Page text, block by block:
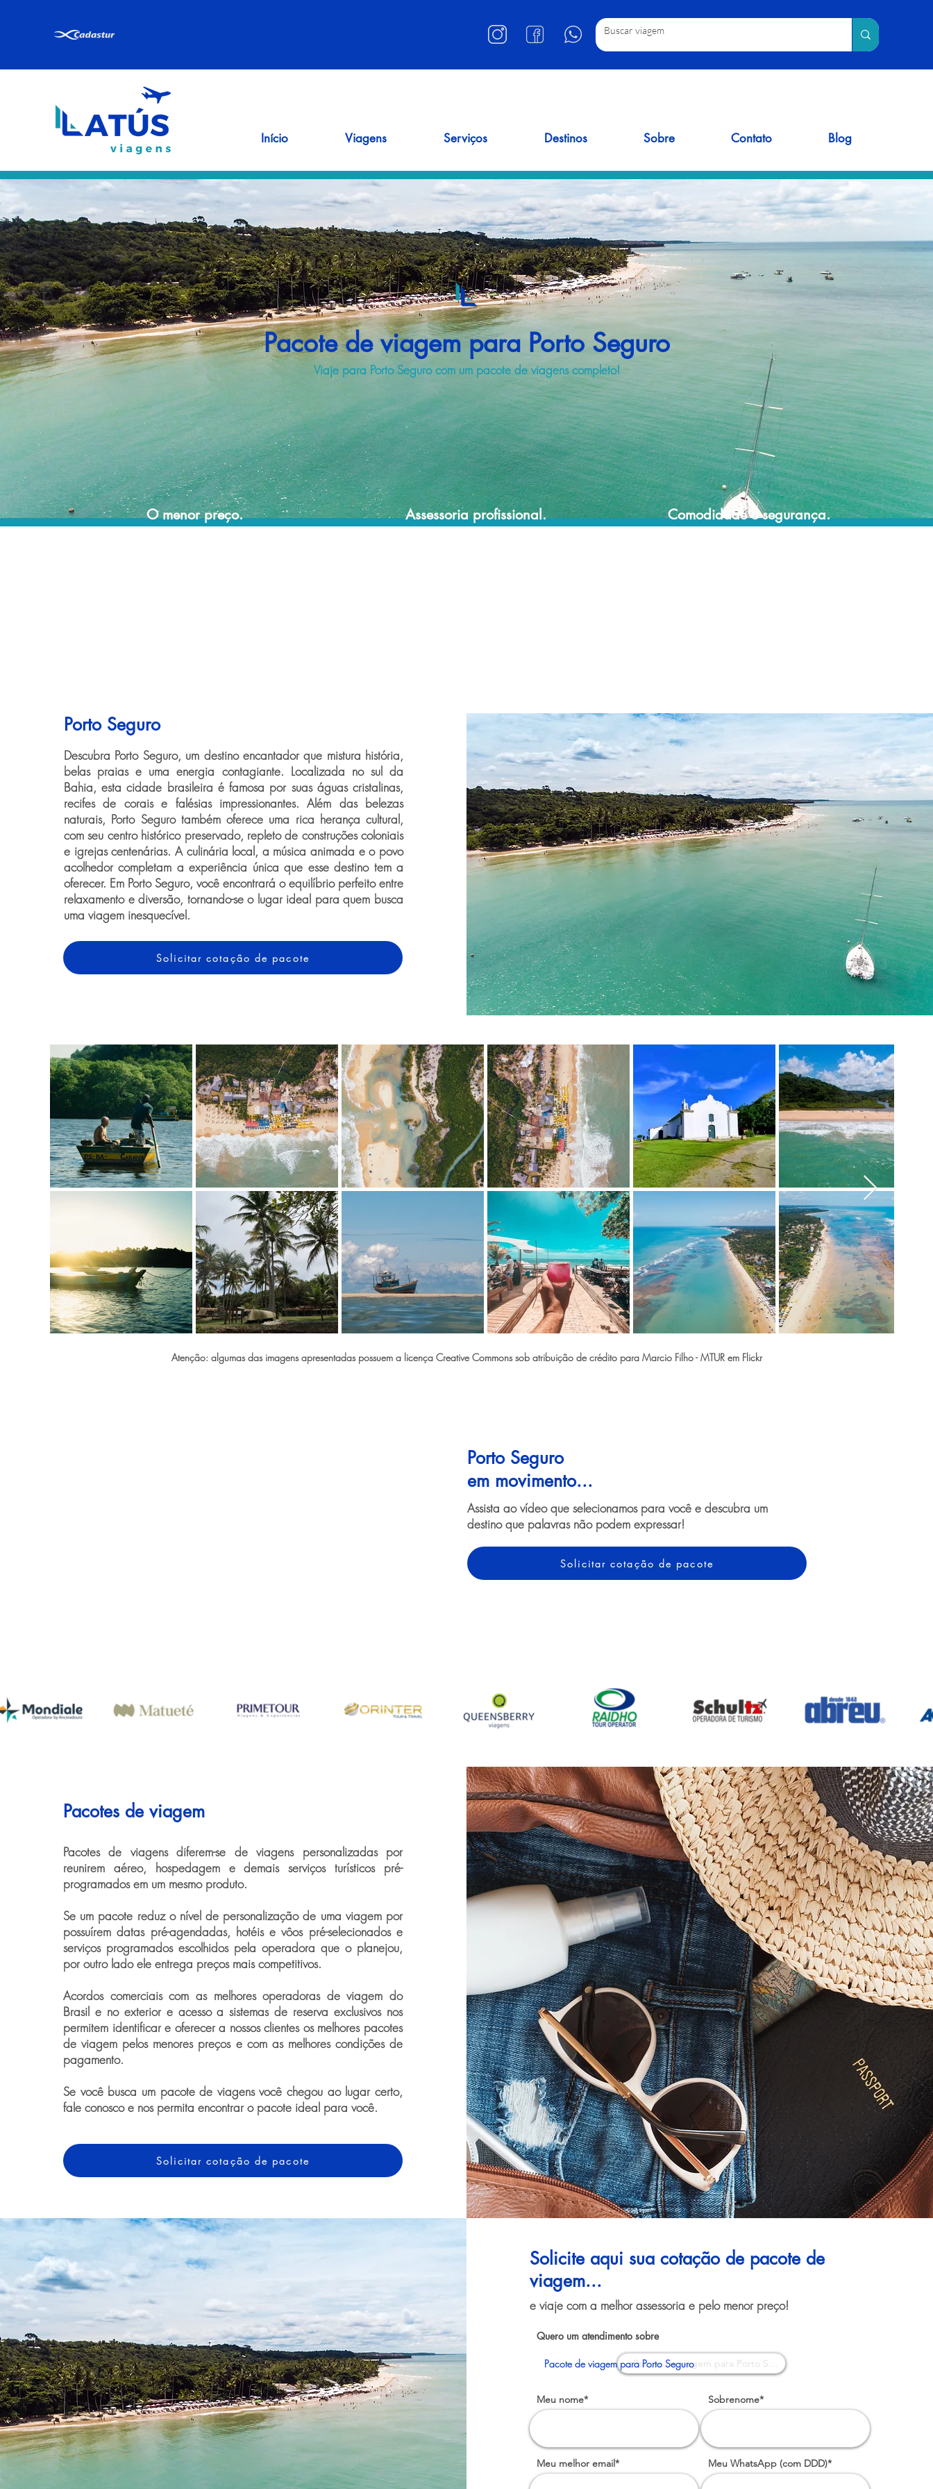
Início Viagens Serviços Destinos Sobre Contato Blog
Pacote de viagem para Porto Seguro
Viaje para Porto Seguro com um pacote de viagens completo!
O menor preço. Assessoria profissional. Comodidade e segurança.
Porto Seguro
Descubra Porto Seguro, um destino encantador que mistura história,
belas praias e uma energia contagiante. Localizada no sul da
Bahia, esta cidade brasileira é famosa por suas águas cristalinas,
recifes de corais e falésias impressionantes. Além das belezas
naturais, Porto Seguro também oferece uma rica herança cultural,
com seu centro histórico preservado, repleto de construções coloniais
e igrejas centenárias. A culinária local, a música animada e o povo
acolhedor completam a experiência única que esse destino tem a
oferecer. Em Porto Seguro, você encontrará o equilíbrio perfeito entre
relaxamento e diversão, tornando-se o lugar ideal para quem busca
uma viagem inesquecível.
Solicitar cotação de pacote
Atenção: algumas das imagens apresentadas possuem a licença Creative Commons sob atribuição de crédito para Marcio Filho - MTUR em Flickr
Porto Seguro
em movimento...
Assista ao vídeo que selecionamos para você e descubra um
destino que palavras não podem expressar!
Solicitar cotação de pacote
Pacotes de viagem
Pacotes de viagens diferem-se de viagens personalizadas por
reunirem aéreo, hospedagem e demais serviços turísticos pré-
programados em um mesmo produto.
Se um pacote reduz o nível de personalização de uma viagem por
possuírem datas pré-agendadas, hotéis e vôos pré-selecionados e
serviços programados escolhidos pela operadora que o planejou,
por outro lado ele entrega preços mais competitivos.
Acordos comerciais com as melhores operadoras de viagem do
Brasil e no exterior e acesso a sistemas de reserva exclusivos nos
permitem identificar e oferecer a nossos clientes os melhores pacotes
de viagem pelos menores preços e com as melhores condições de
pagamento.
Se você busca um pacote de viagens você chegou ao lugar certo,
fale conosco e nos permita encontrar o pacote ideal para você.
Solicitar cotação de pacote
Solicite aqui sua cotação de pacote de
viagem...
e viaje com a melhor assessoria e pelo menor preço!
Quero um atendimento sobre
Pacote de viagem para Porto Seguro
Meu nome* Sobrenome*
Meu melhor email* Meu WhatsApp (com DDD)*